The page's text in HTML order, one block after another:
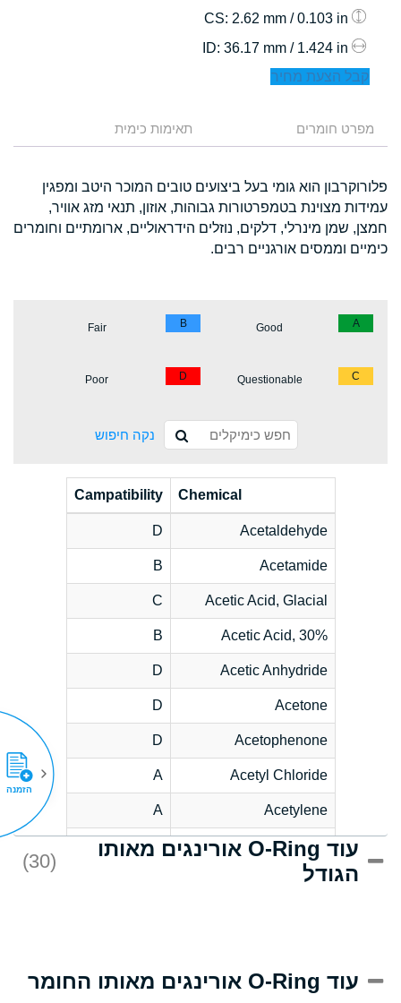
: 2.62 mm / 0.103 in
: 36.17 mm / 1.424 in
קבל הצעת מחיר
מפרט חומרים תאימות כימית
פלורוקרבון הוא גומי בעל ביצועים טובים המוכר היטב ומפגין
עמידות מצוינת בטמפרטורות גבוהות, אוזון, תנאי מזג אוויר,
חמצן, שמן מינרלי, דלקים, נוזלים הידראוליים, ארומתיים וחומרים
כימיים וממסים אורגניים רבים.
A
Good
B
Fair
C
Questionable
D
Poor
נקה חיפוש
Chemical
Campatibility
Acetaldehyde
D
Acetamide
B
Acetic Acid, Glacial
C
Acetic Acid, 30%
B
Acetic Anhydride
D
Acetone
D
Acetophenone
D
Acetyl Chloride
A
Acetylene
A
Acrlylonitrile
C
Adipic Acid
(Aqueous)
עוד O-Ring אורינגים מאותו
הגודל
(30)
עוד O-Ring אורינגים מאותו החומר
הזמנה